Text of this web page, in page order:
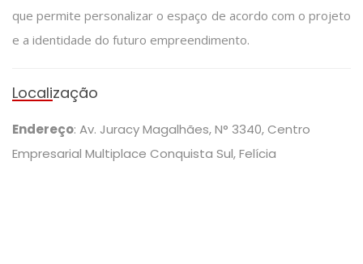
que permite personalizar o espaço de acordo com o projeto
e a identidade do futuro empreendimento.
Localização
Endereço: Av. Juracy Magalhães, N° 3340, Centro
Empresarial Multiplace Conquista Sul, Felícia